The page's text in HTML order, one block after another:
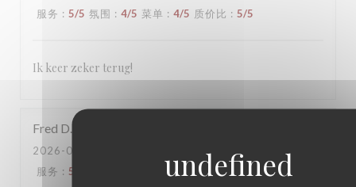
服务 : 5/5 氛围 : 4/5 菜单 : 4/5 质价比 : 5/5
Ik keer zeker terug!
Fred D
2026-06-16
服务 : 5 : 5 质价比